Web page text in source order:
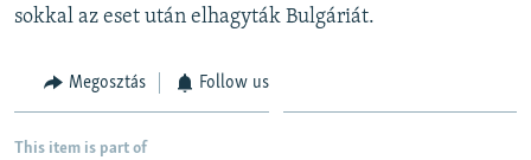
sokkal az eset után elhagyták Bulgáriát.
Megosztás Follow us
This item is part of